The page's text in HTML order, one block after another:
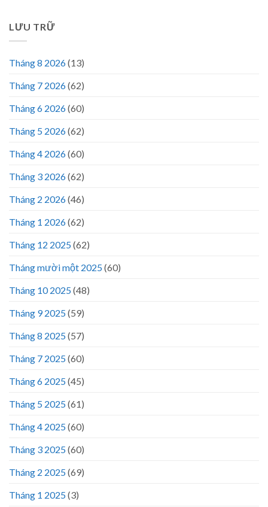
LƯU TRỮ
Tháng 8 2026(13)
Tháng 7 2026(62)
Tháng 6 2026(60)
Tháng 5 2026(62)
Tháng 4 2026(60)
Tháng 3 2026(62)
Tháng 2 2026(46)
Tháng 1 2026(62)
Tháng 12 2025(62)
Tháng mười một 2025(60)
Tháng 10 2025(48)
Tháng 9 2025(59)
Tháng 8 2025(57)
Tháng 7 2025(60)
Tháng 6 2025(45)
Tháng 5 2025(61)
Tháng 4 2025(60)
Tháng 3 2025(60)
Tháng 2 2025(69)
Tháng 1 2025(3)